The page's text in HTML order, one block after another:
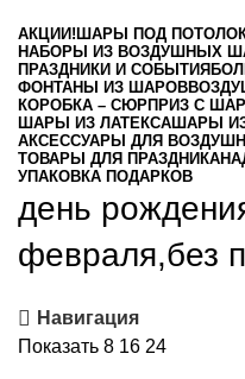
АКЦИИ! ШАРЫ ПОД
НАБОРЫ ИЗ ВОЗДУШНЫХ
ПРАЗДНИКИ И СОБЫТИЯ
ФОНТАНЫ ИЗ ШАРОВ
КОРОБКА – СЮРПРИЗ С
ШАРЫ ИЗ ЛАТЕКСАШАРЫ
АКСЕССУАРЫ ДЛЯ
ТОВАРЫ ДЛЯ ПРАЗДНИКА
УПАКОВКА ПОДАРКОВ
день
февраля,без
Навигация
Показать 8 16 24